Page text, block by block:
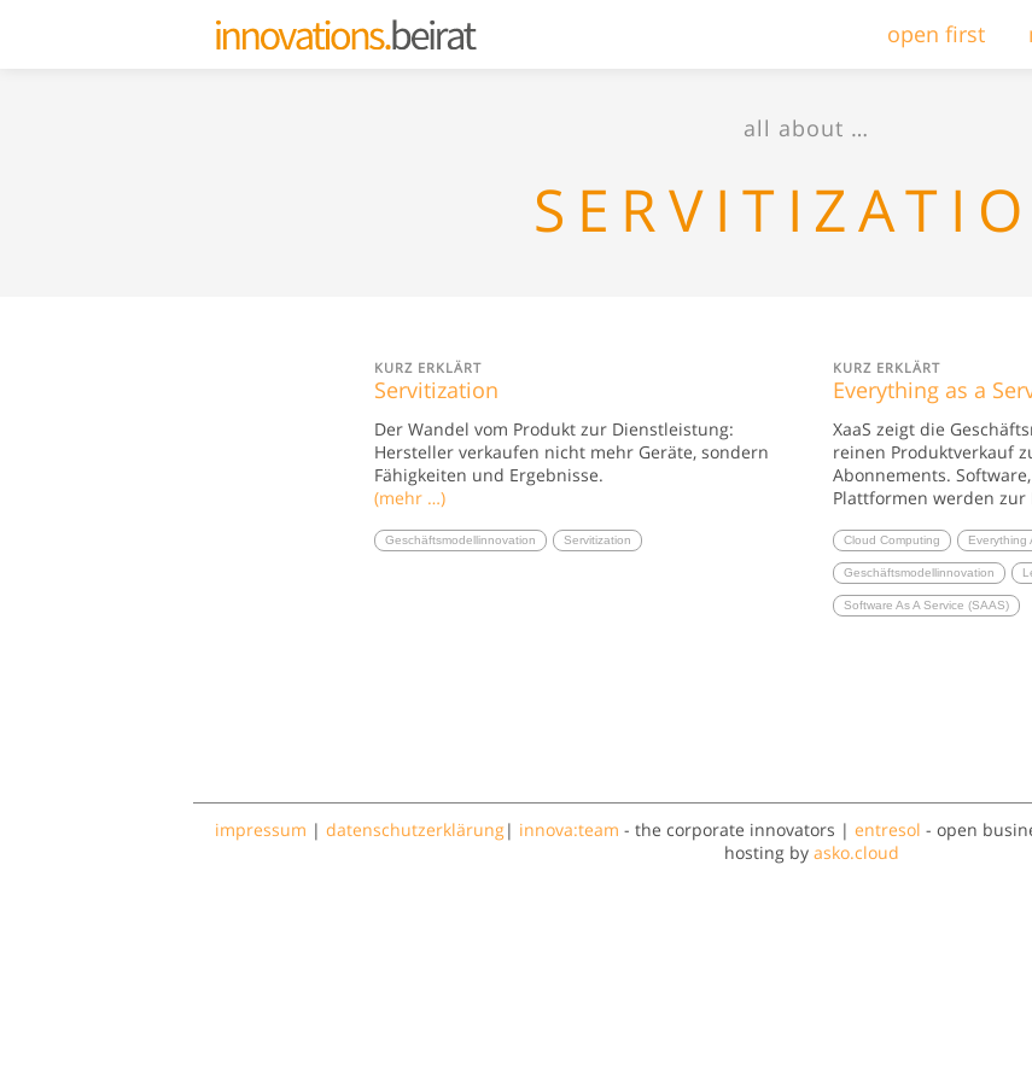
open first
all about …
KURZ ERKLÄRT
Servitization
Der Wandel vom Produkt zur Dienstleistung:
Hersteller verkaufen nicht mehr Geräte, sondern
Fähigkeiten und Ergebnisse.
(mehr …)
Geschäftsmodellinnovation Servitization
KURZ ERKLÄRT
Everything as a
XaaS zeigt die
reinen Produktverkauf
Abonnements.
Plattformen werden
Cloud Computing Everything
Geschäftsmodellinnovation
Software As A Service (SAAS)
impressum | datenschutzerklärung| innova:team - the corporate innovators | entresol - open
hosting by asko.cloud